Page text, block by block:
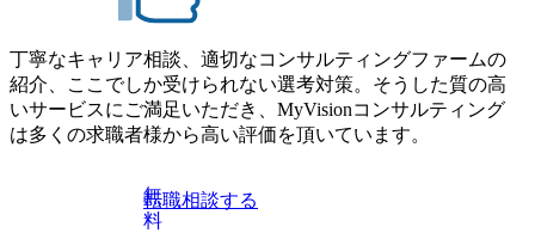
丁寧なキャリア相談、適切なコンサルティングファームの
紹介、ここでしか受けられない選考対策。そうした質の高
いサービスにご満足いただき、MyVisionコンサルティング
は多くの求職者様から高い評価を頂いています。
無
料
転職相談する